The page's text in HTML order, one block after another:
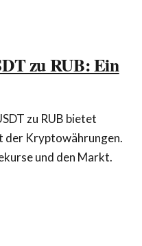
zu RUB: Ein
zu RUB bietet
der Kryptowährungen.
und den Markt.